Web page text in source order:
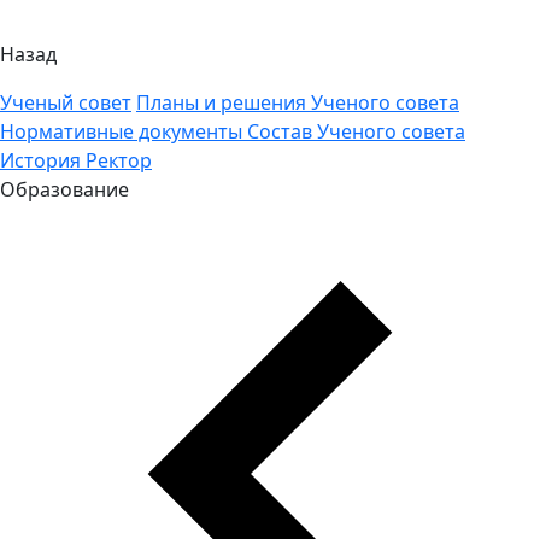
Назад
Ученый совет Планы и решения Ученого совета
Нормативные документы Состав Ученого совета
История Ректор
Образование